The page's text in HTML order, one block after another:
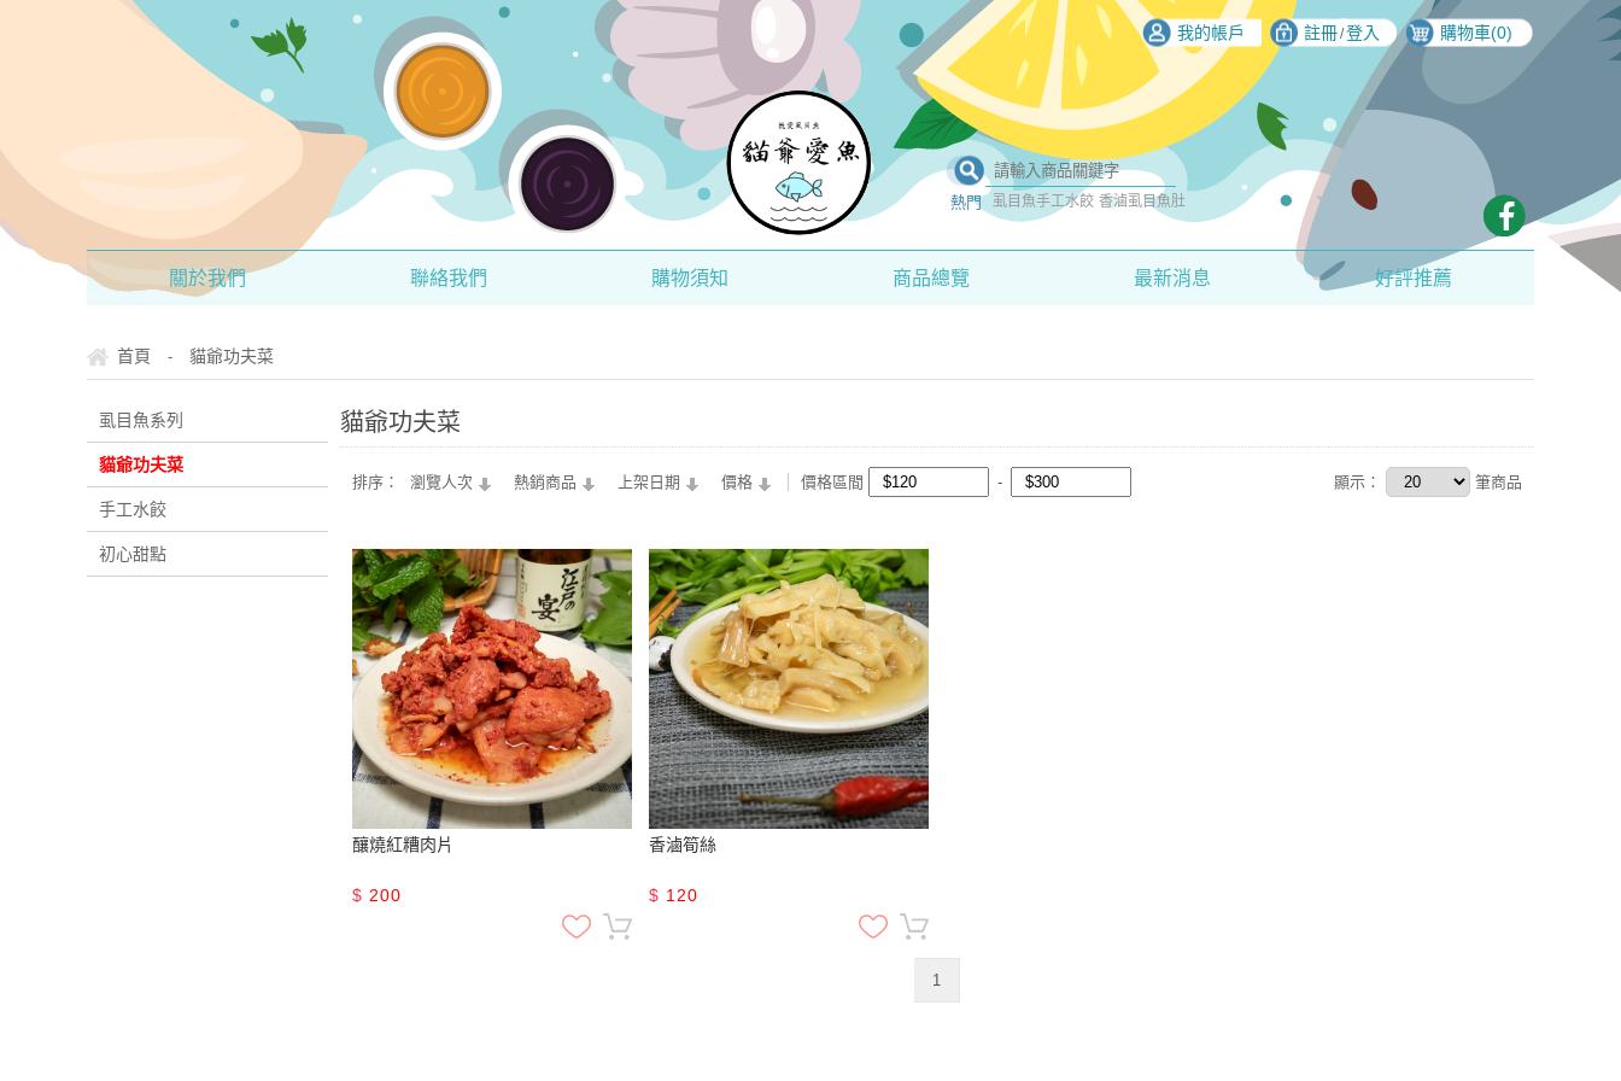
購物車(0)
註冊/登入
我的帳戶
熱門 虱目魚手工水餃 香滷虱目魚肚
關於我們 聯絡我們 購物須知 商品總覽 最新消息 好評推薦
首頁 - 貓爺功夫菜
虱目魚系列
貓爺功夫菜
手工水餃
初心甜點
貓爺功夫菜
排序： 瀏覽人次 熱銷商品 上架日期 價格 價格區間 顯示： 筆商品
釀燒紅糟肉片
$ 200
香滷筍絲
$ 120
1